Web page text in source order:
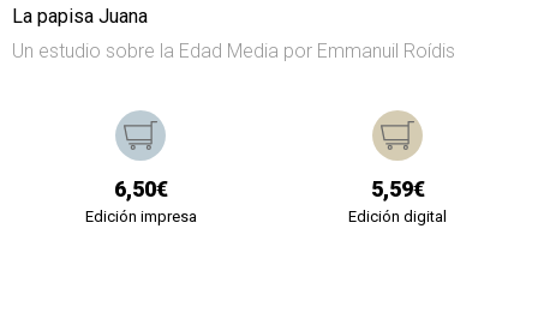
La papisa Juana
Un estudio sobre la Edad Media por Emmanuil Roídis
6,50€
Edición impresa
5,59€
Edición digital